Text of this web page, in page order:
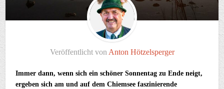
Veröffentlicht von Anton Hötzelsperger
Immer dann, wenn sich ein schöner Sonnentag zu Ende neigt,
ergeben sich am und auf dem Chiemsee faszinierende